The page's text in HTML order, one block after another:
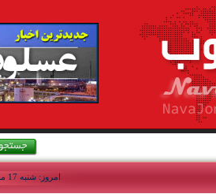
امروز: شنبه 17 مرداد 1405 / Saturday 08 Aug 2026